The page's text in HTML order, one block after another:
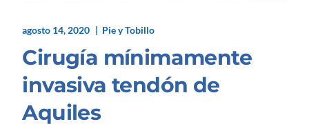
agosto 14, 2020 Pie y Tobillo
Cirugía mínimamente
invasiva tendón de
Aquiles